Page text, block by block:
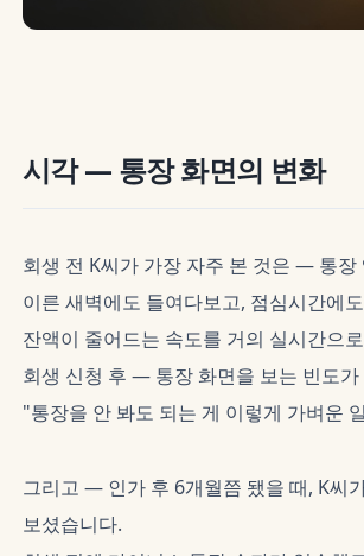
시각 — 통장 화면의 변화
회생 전 K씨가 가장 자주 본 것은 — 통
이른 새벽에도 들여다보고, 점심시간에
잔액이 줄어드는 속도를 거의 실시간으
회생 신청 후 — 통장 화면을 보는 빈도
"통장을 안 봐도 되는 게 이렇게 가벼운
그리고 — 인가 후 6개월쯤 됐을 때, K씨
보셨습니다.